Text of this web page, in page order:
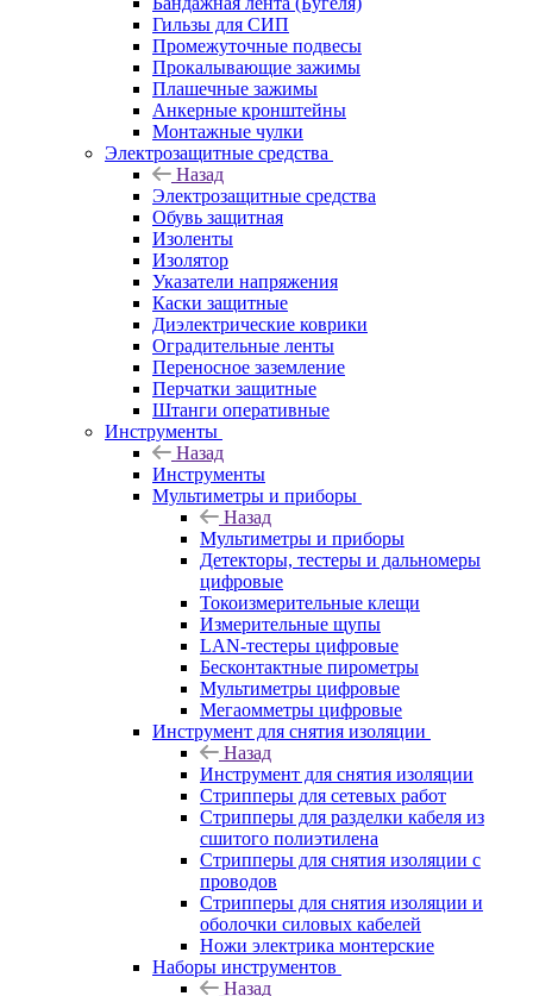
Гильзы для СИП
Промежуточные подвесы
Прокалывающие зажимы
Плашечные зажимы
Анкерные кронштейны
Монтажные чулки
Электрозащитные средства
Назад
Электрозащитные средства
Обувь защитная
Изоленты
Изолятор
Указатели напряжения
Каски защитные
Диэлектрические коврики
Оградительные ленты
Переносное заземление
Перчатки защитные
Штанги оперативные
Инструменты
Назад
Инструменты
Мультиметры и приборы
Назад
Мультиметры и приборы
Детекторы, тестеры и дальномеры
цифровые
Токоизмерительные клещи
Измерительные щупы
LAN-тестеры цифровые
Бесконтактные пирометры
Мультиметры цифровые
Мегаомметры цифровые
Инструмент для снятия изоляции
Назад
Инструмент для снятия изоляции
Стрипперы для сетевых работ
Стрипперы для разделки кабеля из
сшитого полиэтилена
Cтрипперы для снятия изоляции с
проводов
Стрипперы для снятия изоляции и
оболочки силовых кабелей
Ножи электрика монтерские
Наборы инструментов
Назад